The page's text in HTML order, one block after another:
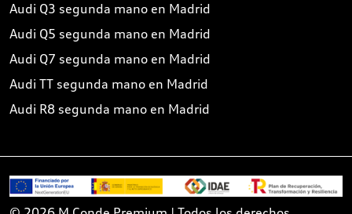
Audi Q3 segunda mano en Madrid
Audi Q5 segunda mano en Madrid
Audi Q7 segunda mano en Madrid
Audi TT segunda mano en Madrid
Audi R8 segunda mano en Madrid